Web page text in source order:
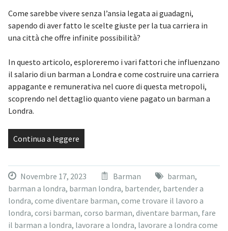
Come sarebbe vivere senza l’ansia legata ai guadagni,
sapendo di aver fatto le scelte giuste per la tua carriera in
una città che offre infinite possibilità?
In questo articolo, esploreremo i vari fattori che influenzano
il salario di un barman a Londra e come costruire una carriera
appagante e remunerativa nel cuore di questa metropoli,
scoprendo nel dettaglio quanto viene pagato un barman a
Londra.
Continua a leggere
Novembre 17, 2023 Barman barman,
barman a londra, barman londra, bartender, bartender a
londra, come diventare barman, come trovare il lavoro a
londra, corsi barman, corso barman, diventare barman, fare
il barman a londra, lavorare a londra, lavorare a londra come